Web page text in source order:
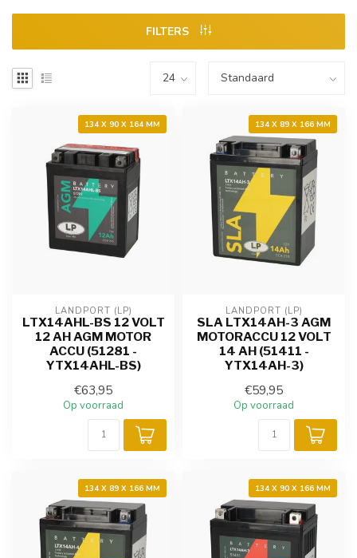
FILTERS
134 X 90 X 164 MM
LANDPORT (LP)
LTX14AHL-BS 12 VOLT
12 AH AGM MOTOR
ACCU (51281 -
YTX14AHL-BS)
€63,95
Op voorraad
134 X 89 X 166 MM
LANDPORT (LP)
SLA LTX14AH-3 AGM
MOTORACCU 12 VOLT
14 AH (51411 -
YTX14AH-3)
€59,95
Op voorraad
134 X 89 X 166 MM 134 X 90 X 166 MM